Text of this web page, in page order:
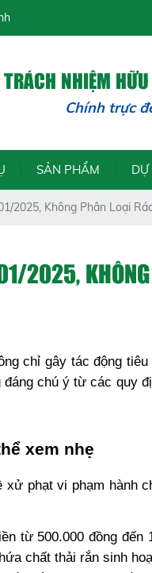
NHIỆM
Chính trực để
SẢN PHẨM DỰ
2025, Không Phân Loại
2025,
chỉ gây tác động
chú ý từ các quy
xem nhẹ
xử phạt vi phạm
từ 500.000 đồng
chất thải rắn sinh